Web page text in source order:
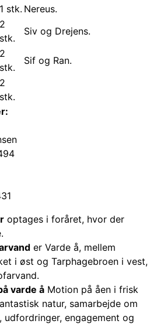
1 stk. Nereus.
2
stk.
Siv og Drejens.
2
stk.
Sif og Ran.
2
stk.
optages i foråret, hvor der
er Varde å, mellem
i øst og Tarphagebroen i vest,
varde å Motion på åen i frisk
natur, samarbejde om
udfordringer, engagement og